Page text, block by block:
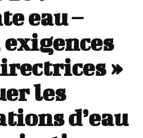
eau –
»
les
d’eau